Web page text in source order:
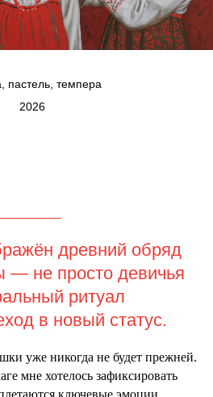
пастель, темпера
2026
древний обряд
— не просто девичья
ритуал
в новый статус.
уже никогда не будет прежней.
мне хотелось зафиксировать